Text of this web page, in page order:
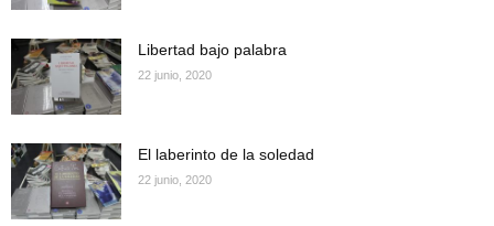
Libertad bajo palabra
22 junio, 2020
El laberinto de la soledad
22 junio, 2020